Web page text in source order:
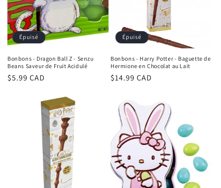
o
n
:
Épuisé
Bonbons - Dragon Ball Z - Senzu
Beans Saveur de Fruit Acidulé
Prix
$5.99 CAD
Épuisé
Bonbons - Harry Potter - Baguette de
Hermione en Chocolat au Lait
Prix
$14.99 CAD